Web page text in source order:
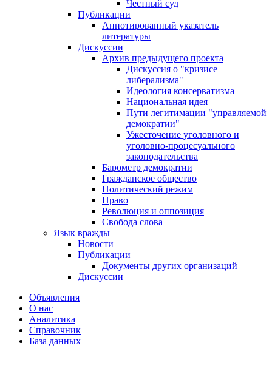
Честный суд
Публикации
Аннотированный указатель
литературы
Дискуссии
Архив предыдущего проекта
Дискуссия о "кризисе
либерализма"
Идеология консерватизма
Национальная идея
Пути легитимации "управляемой
демократии"
Ужесточение уголовного и
уголовно-процесуального
законодательства
Барометр демократии
Гражданское общество
Политический режим
Право
Революция и оппозиция
Свобода слова
Язык вражды
Новости
Публикации
Документы других организаций
Дискуссии
Объявления
О нас
Аналитика
Справочник
База данных